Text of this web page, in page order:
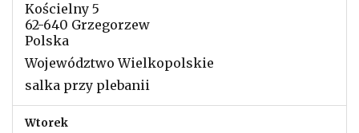
Kościelny 5
62-640 Grzegorzew
Polska
Województwo Wielkopolskie
salka przy plebanii
Wtorek